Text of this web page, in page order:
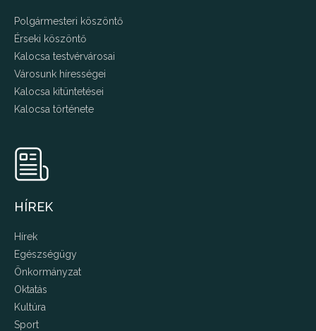
Polgármesteri köszöntő
Érseki köszöntő
Kalocsa testvérvárosai
Városunk hírességei
Kalocsa kitüntetései
Kalocsa története
HÍREK
Hírek
Egészségügy
Önkormányzat
Oktatás
Kultúra
Sport